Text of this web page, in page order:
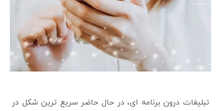
تبلیغات درون برنامه ای، در حال حاضر سریع ترین شکل در